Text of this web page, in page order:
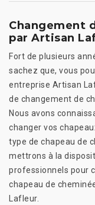
Changement
par Artisan
Fort de plusieurs
sachez que, vous
entreprise Artisan
de changement de
Nous avons
changer vos
type de chapeau de
mettrons à la
professionnels pour
chapeau de
Lafleur.